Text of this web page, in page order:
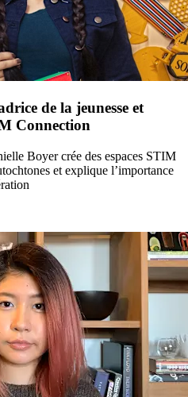
de la jeunesse et
Connection
Boyer crée des espaces STIM
et explique l’importance